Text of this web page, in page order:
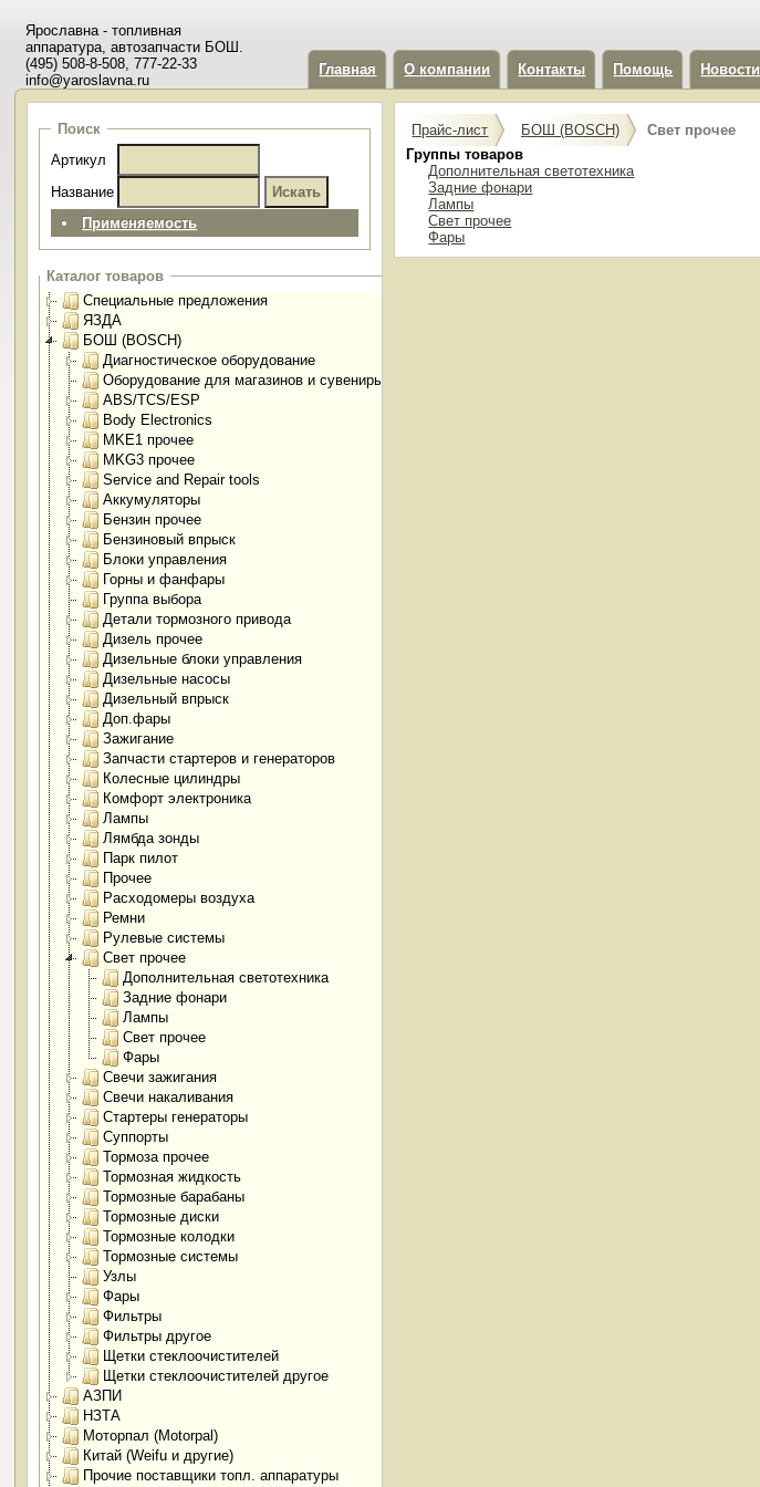
Ярославна - топливная
аппаратура, автозапчасти БОШ.
(495) 508-8-508, 777-22-33
info@yaroslavna.ru
Главная О компании Контакты Помощь Новости
Поиск
Артикул
Название
Применяемость
Каталог товаров
Специальные предложения
ЯЗДА
БОШ (BOSCH)
Диагностическое оборудование
Оборудование для магазинов и сувениры
ABS/TCS/ESP
Body Electronics
MKE1 прочее
MKG3 прочее
Service and Repair tools
Аккумуляторы
Бензин прочее
Бензиновый впрыск
Блоки управления
Горны и фанфары
Группа выбора
Детали тормозного привода
Дизель прочее
Дизельные блоки управления
Дизельные насосы
Дизельный впрыск
Доп.фары
Зажигание
Запчасти стартеров и генераторов
Колесные цилиндры
Комфорт электроника
Лампы
Лямбда зонды
Парк пилот
Прочее
Расходомеры воздуха
Ремни
Рулевые системы
Свет прочее
Дополнительная светотехника
Задние фонари
Лампы
Свет прочее
Фары
Свечи зажигания
Свечи накаливания
Стартеры генераторы
Суппорты
Тормоза прочее
Тормозная жидкость
Тормозные барабаны
Тормозные диски
Тормозные колодки
Тормозные системы
Узлы
Фары
Фильтры
Фильтры другое
Щетки стеклоочистителей
Щетки стеклоочистителей другое
АЗПИ
НЗТА
Моторпал (Motorpal)
Китай (Weifu и другие)
Прочие поставщики топл. аппаратуры
Прайс-лист БОШ (BOSCH)
Свет прочее
Группы товаров
Дополнительная светотехника
Задние фонари
Лампы
Свет прочее
Фары